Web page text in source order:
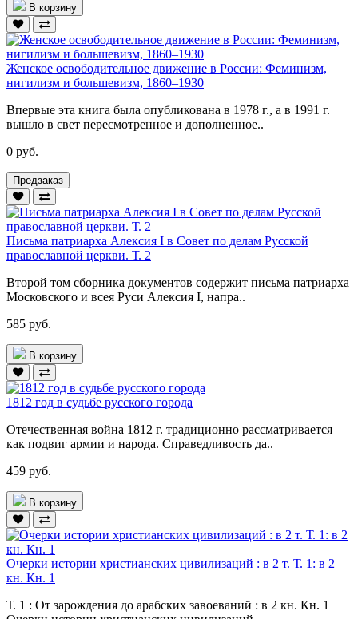
В корзину
Женское освободительное движение в России: Феминизм,
нигилизм и большевизм, 1860–1930
Впервые эта книга была опубликована в 1978 г., а в 1991 г.
вышло в свет пересмотренное и дополненное..
0 руб.
Предзаказ
Письма патриарха Алексия I в Совет по делам Русской
православной церкви. Т. 2
Второй том сборника документов содержит письма патриарха
Московского и всея Руси Алексия I, напра..
585 руб.
В корзину
1812 год в судьбе русского города
Отечественная война 1812 г. традиционно рассматривается
как подвиг армии и народа. Справедливость да..
459 руб.
В корзину
Очерки истории христианских цивилизаций : в 2 т. Т. 1: в 2
кн. Кн. 1
Т. 1 : От зарождения до арабских завоеваний : в 2 кн. Кн. 1